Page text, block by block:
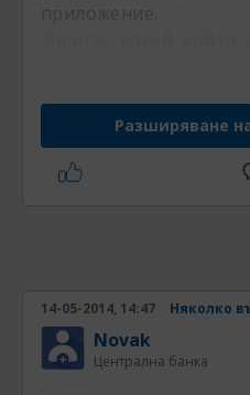
успява да си
на ръба и по
въобще да пробва и
Първоначално
Централна банка
Разширяване
14-05-2014, 14:47
Novak
Централна банка